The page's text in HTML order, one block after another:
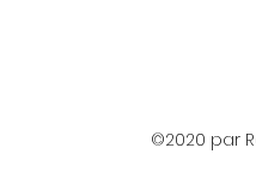
©2020 par